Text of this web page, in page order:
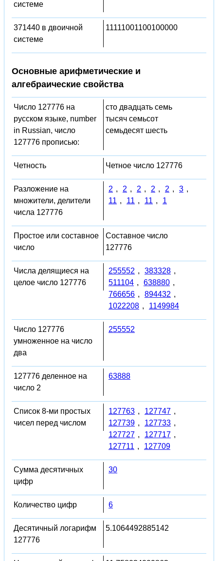
системе
371440 в двоичной
системе
11111001100100000
Основные арифметические и
алгебраические свойства
Число 127776 на
русском языке, number
in Russian, число
127776 прописью:
сто двадцать семь
тысяч семьсот
семьдесят шесть
Четность Четное число 127776
Разложение на
множители, делители
числа 127776
2 , 2 , 2 , 2 , 2 , 3 ,
11 , 11 , 11 , 1
Простое или составное
число
Составное число
127776
Числа делящиеся на
целое число 127776
255552 , 383328 ,
511104 , 638880 ,
766656 , 894432 ,
1022208 , 1149984
Число 127776
умноженное на число
два
255552
127776 деленное на
число 2
63888
Список 8-ми простых
чисел перед числом
127763 , 127747 ,
127739 , 127733 ,
127727 , 127717 ,
127711 , 127709
Сумма десятичных
цифр
30
Количество цифр 6
Десятичный логарифм
127776
5.1064492885142